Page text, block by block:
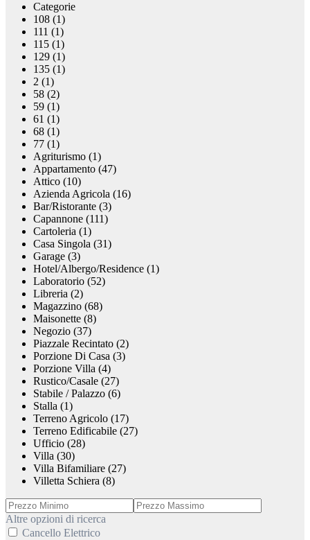
Categorie
108 (1)
111 (1)
115 (1)
129 (1)
135 (1)
2 (1)
58 (2)
59 (1)
61 (1)
68 (1)
77 (1)
Agriturismo (1)
Appartamento (47)
Attico (10)
Azienda Agricola (16)
Bar/Ristorante (3)
Capannone (111)
Cartoleria (1)
Casa Singola (31)
Garage (3)
Hotel/Albergo/Residence (1)
Laboratorio (52)
Libreria (2)
Magazzino (68)
Maisonette (8)
Negozio (37)
Piazzale Recintato (2)
Porzione Di Casa (3)
Porzione Villa (4)
Rustico/Casale (27)
Stabile / Palazzo (6)
Stalla (1)
Terreno Agricolo (17)
Terreno Edificabile (27)
Ufficio (28)
Villa (30)
Villa Bifamiliare (27)
Villetta Schiera (8)
Altre opzioni di ricerca
Cancello Elettrico